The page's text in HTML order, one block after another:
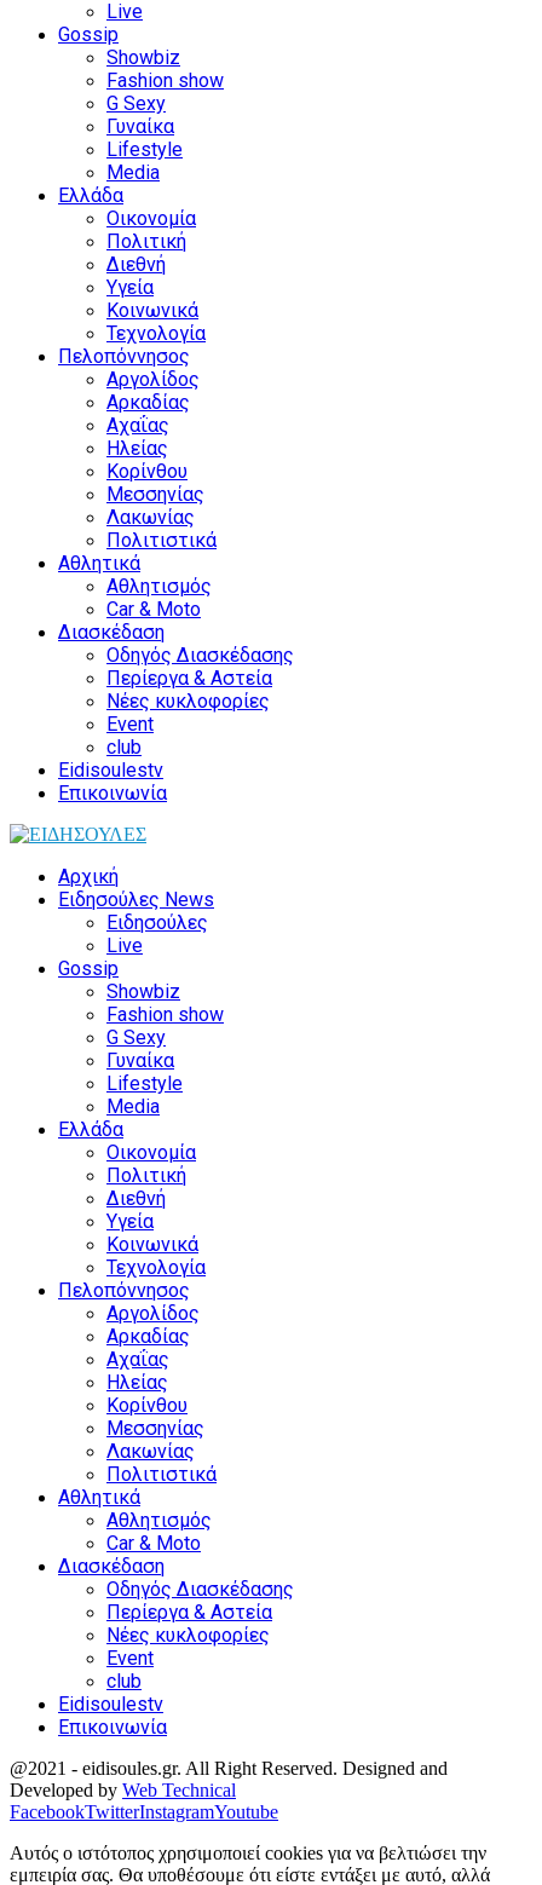
Live
Gossip
Showbiz
Fashion show
G Sexy
Γυναίκα
Lifestyle
Media
Ελλάδα
Οικονομία
Πολιτική
Διεθνή
Υγεία
Κοινωνικά
Τεχνολογία
Πελοπόννησος
Αργολίδος
Αρκαδίας
Αχαΐας
Ηλείας
Κορίνθου
Μεσσηνίας
Λακωνίας
Πολιτιστικά
Αθλητικά
Αθλητισμός
Car & Moto
Διασκέδαση
Οδηγός Διασκέδασης
Περίεργα & Αστεία
Νέες κυκλοφορίες
Event
club
Eidisoulestv
Επικοινωνία
Αρχική
Ειδησούλες News
Ειδησούλες
Live
Gossip
Showbiz
Fashion show
G Sexy
Γυναίκα
Lifestyle
Media
Ελλάδα
Οικονομία
Πολιτική
Διεθνή
Υγεία
Κοινωνικά
Τεχνολογία
Πελοπόννησος
Αργολίδος
Αρκαδίας
Αχαΐας
Ηλείας
Κορίνθου
Μεσσηνίας
Λακωνίας
Πολιτιστικά
Αθλητικά
Αθλητισμός
Car & Moto
Διασκέδαση
Οδηγός Διασκέδασης
Περίεργα & Αστεία
Νέες κυκλοφορίες
Event
club
Eidisoulestv
Επικοινωνία
@2021 - eidisoules.gr. All Right Reserved. Designed and
Developed by Web Technical
FacebookTwitterInstagramYoutube
Αυτός ο ιστότοπος χρησιμοποιεί cookies για να βελτιώσει την
εμπειρία σας. Θα υποθέσουμε ότι είστε εντάξει με αυτό, αλλά